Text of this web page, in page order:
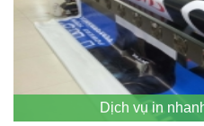
Dịch vụ in